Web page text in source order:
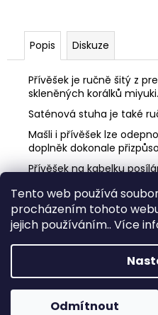
Tento web používá
procházením tohoto
jejich používáním.. Více
Odmítnout
Popis Diskuze
Přívěšek je ručně šitý z
skleněných korálků miyuki.
Saténová stuha je také
Mašli i přívěšek lze
doplněk dokonale
Přívěšek na kabelku
á
a
Copyright 2026EPOXYMA